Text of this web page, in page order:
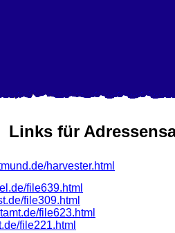
Links für
harvester.html
file639.html
file309.html
file623.html
file221.html